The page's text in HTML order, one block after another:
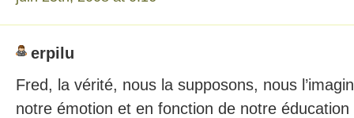
erpilu
Fred, la vérité, nous la supposons, nous
notre émotion et en fonction de notre